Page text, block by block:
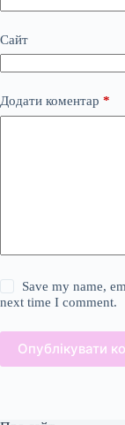
Сайт
Додати коментар *
Save my name,
next time I comment.
Опублікувати